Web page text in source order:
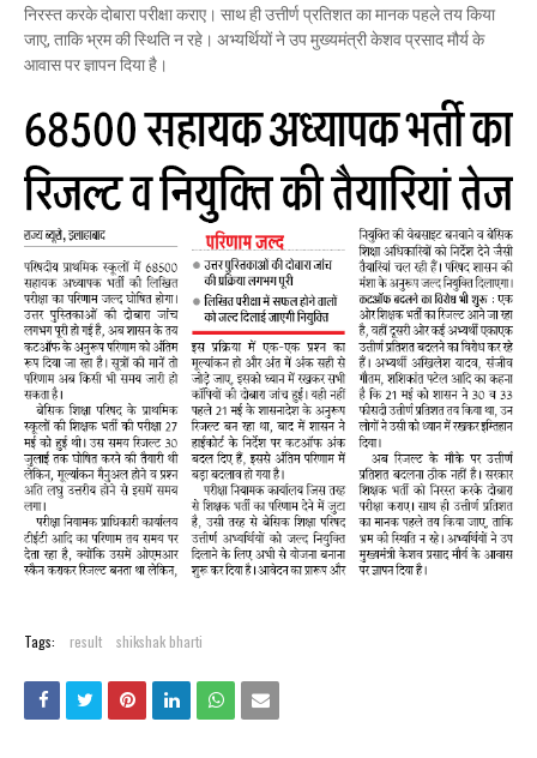
निरस्त करके दोबारा परीक्षा कराए। साथ ही उत्तीर्ण प्रतिशत का मानक पहले तय किया
जाए, ताकि भ्रम की स्थिति न रहे। अभ्यर्थियों ने उप मुख्यमंत्री केशव प्रसाद मौर्य के
आवास पर ज्ञापन दिया है।
Tags: result shikshak bharti